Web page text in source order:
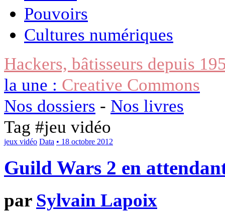
Pouvoirs
Cultures numériques
Hackers, bâtisseurs depuis
la une : Creative Commons
Nos dossiers - Nos livres
Tag #jeu vidéo
jeux vidéo Data • 18 octobre 2012
Guild Wars 2 en
par Sylvain Lapoix